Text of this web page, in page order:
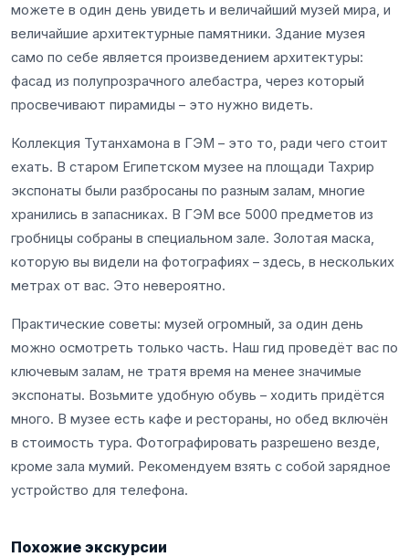
можете в один день увидеть и величайший музей мира, и
величайшие архитектурные памятники. Здание музея
само по себе является произведением архитектуры:
фасад из полупрозрачного алебастра, через который
просвечивают пирамиды – это нужно видеть.
Коллекция Тутанхамона в ГЭМ – это то, ради чего стоит
ехать. В старом Египетском музее на площади Тахрир
экспонаты были разбросаны по разным залам, многие
хранились в запасниках. В ГЭМ все 5000 предметов из
гробницы собраны в специальном зале. Золотая маска,
которую вы видели на фотографиях – здесь, в нескольких
метрах от вас. Это невероятно.
Практические советы: музей огромный, за один день
можно осмотреть только часть. Наш гид проведёт вас по
ключевым залам, не тратя время на менее значимые
экспонаты. Возьмите удобную обувь – ходить придётся
много. В музее есть кафе и рестораны, но обед включён
в стоимость тура. Фотографировать разрешено везде,
кроме зала мумий. Рекомендуем взять с собой зарядное
устройство для телефона.
Похожие экскурсии